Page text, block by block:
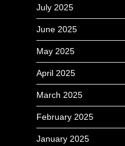
July 2025
June 2025
May 2025
April 2025
March 2025
February 2025
January 2025